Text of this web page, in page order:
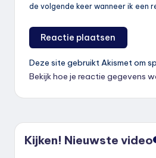
de volgende keer wanneer ik een
Deze site gebruikt Akismet om
Bekijk hoe je reactie gegevens
Kijken! Nieuwste video